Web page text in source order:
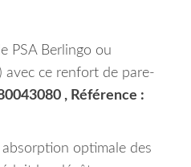
PSA Berlingo ou
avec ce renfort de pare-
, Référence :
optimale des